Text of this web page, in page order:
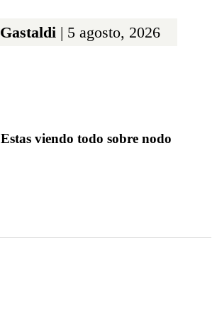
Gastaldi | 5 agosto, 2026
Estas viendo todo sobre nodo